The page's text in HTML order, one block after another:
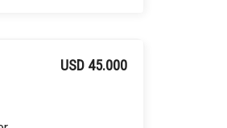
USD 45.000